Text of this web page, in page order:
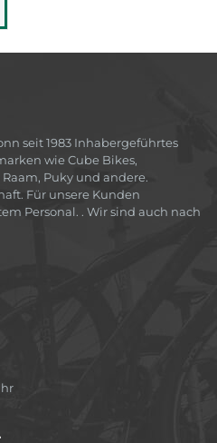
seit 1983 Inhabergeführtes
wie Cube Bikes,
Raam, Puky und andere.
Für unsere Kunden
Personal. . Wir sind auch nach